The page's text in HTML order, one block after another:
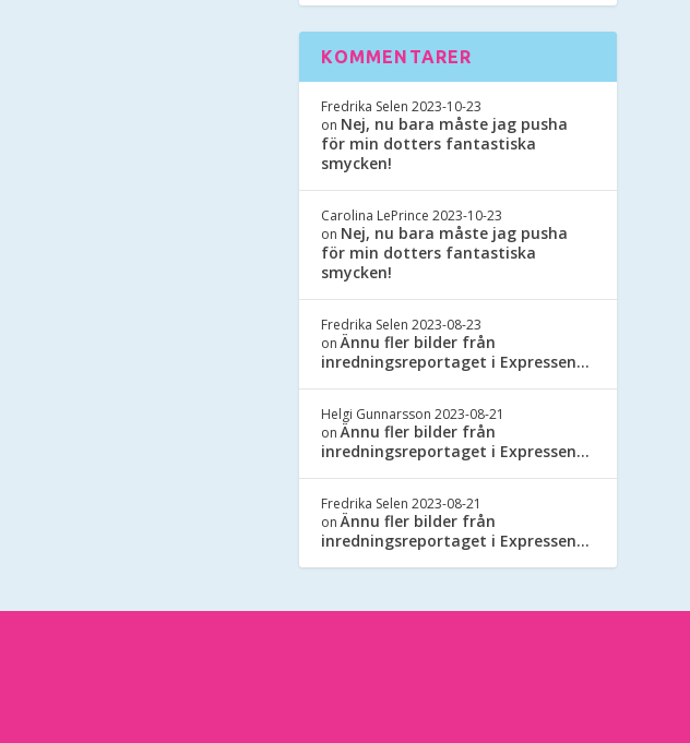
KOMMENTARER
Fredrika Selen 2023-10-23
on Nej, nu bara måste jag pusha
för min dotters fantastiska
smycken!
Carolina LePrince 2023-10-23
on Nej, nu bara måste jag pusha
för min dotters fantastiska
smycken!
Fredrika Selen 2023-08-23
onÄnnu fler bilder från
inredningsreportaget i Expressen…
Helgi Gunnarsson 2023-08-21
onÄnnu fler bilder från
inredningsreportaget i Expressen…
Fredrika Selen 2023-08-21
onÄnnu fler bilder från
inredningsreportaget i Expressen…